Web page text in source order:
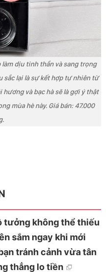
dịu tinh thần và sang trọng
sắc lại là sự kết hợp tự nhiên từ
và bạc hà sẽ là gợi ý thật
mùa hè này. Giá bán: 47.000
tưởng không thể thiếu
sắm ngay khi mới
tránh cảnh vừa tân
thẳng lo tiền